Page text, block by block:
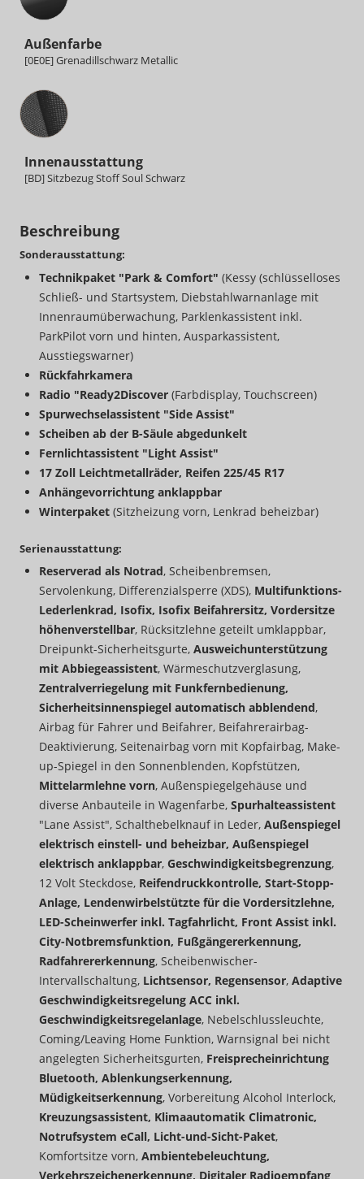
Außenfarbe
[0E0E] Grenadillschwarz Metallic
Innenausstattung
Innenausstattung
[BD] Sitzbezug Stoff Soul Schwarz
Beschreibung
Sonderausstattung:
Technikpaket "Park & Comfort" (Kessy (schlüsselloses
Schließ- und Startsystem, Diebstahlwarnanlage mit
Innenraumüberwachung, Parklenkassistent inkl.
ParkPilot vorn und hinten, Ausparkassistent,
Ausstiegswarner)
Rückfahrkamera
Radio "Ready2Discover (Farbdisplay, Touchscreen)
Spurwechselassistent "Side Assist"
Scheiben ab der B-Säule abgedunkelt
Fernlichtassistent "Light Assist"
17 Zoll Leichtmetallräder, Reifen 225/45 R17
Anhängevorrichtung anklappbar
Winterpaket (Sitzheizung vorn, Lenkrad beheizbar)
Serienausstattung:
Reserverad als Notrad, Scheibenbremsen,
Servolenkung, Differenzialsperre (XDS), Multifunktions-
Lederlenkrad, Isofix, Isofix Beifahrersitz, Vordersitze
höhenverstellbar, Rücksitzlehne geteilt umklappbar,
Dreipunkt-Sicherheitsgurte, Ausweichunterstützung
mit Abbiegeassistent, Wärmeschutzverglasung,
Zentralverriegelung mit Funkfernbedienung,
Sicherheitsinnenspiegel automatisch abblendend,
Airbag für Fahrer und Beifahrer, Beifahrerairbag-
Deaktivierung, Seitenairbag vorn mit Kopfairbag, Make-
up-Spiegel in den Sonnenblenden, Kopfstützen,
Mittelarmlehne vorn, Außenspiegelgehäuse und
diverse Anbauteile in Wagenfarbe, Spurhalteassistent
"Lane Assist", Schalthebelknauf in Leder, Außenspiegel
elektrisch einstell- und beheizbar, Außenspiegel
elektrisch anklappbar, Geschwindigkeitsbegrenzung,
12 Volt Steckdose, Reifendruckkontrolle, Start-Stopp-
Anlage, Lendenwirbelstützte für die Vordersitzlehne,
LED-Scheinwerfer inkl. Tagfahrlicht, Front Assist inkl.
City-Notbremsfunktion, Fußgängererkennung,
Radfahrererkennung, Scheibenwischer-
Intervallschaltung, Lichtsensor, Regensensor, Adaptive
Geschwindigkeitsregelung ACC inkl.
Geschwindigkeitsregelanlage, Nebelschlussleuchte,
Coming/Leaving Home Funktion, Warnsignal bei nicht
angelegten Sicherheitsgurten, Freisprecheinrichtung
Bluetooth, Ablenkungserkennung,
Müdigkeitserkennung, Vorbereitung Alcohol Interlock,
Kreuzungsassistent, Klimaautomatik Climatronic,
Notrufsystem eCall, Licht-und-Sicht-Paket,
Komfortsitze vorn, Ambientebeleuchtung,
Verkehrszeichenerkennung, Digitaler Radioempfang